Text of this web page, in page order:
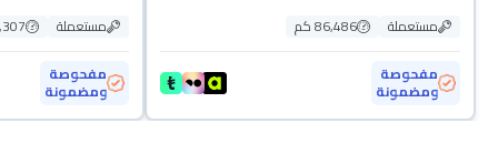
مستعملة
86,486 كم
مفحوصة
ومضمونة
مستعملة
مفحوصة
ومضمونة